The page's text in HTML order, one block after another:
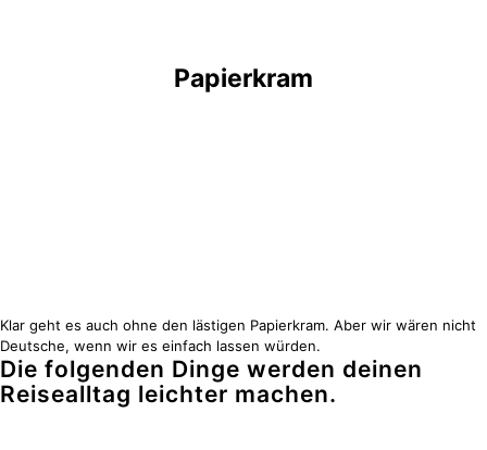
Papierkram
Klar geht es auch ohne den lästigen Papierkram. Aber wir wären nicht
Deutsche, wenn wir es einfach lassen würden.
Die folgenden Dinge werden deinen
Reisealltag leichter machen.